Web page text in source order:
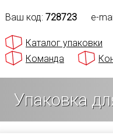
Ваш код: 728723 e-
Каталог упаковки
Команда
Упаковка